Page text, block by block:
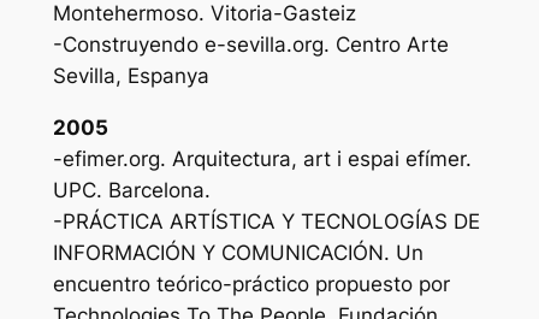
Montehermoso. Vitoria-Gasteiz
-Construyendo e-sevilla.org. Centro Arte
Sevilla, Espanya
2005
-efimer.org. Arquitectura, art i espai efímer.
UPC. Barcelona.
-PRÁCTICA ARTÍSTICA Y TECNOLOGÍAS DE
INFORMACIÓN Y COMUNICACIÓN. Un
encuentro teórico-práctico propuesto por